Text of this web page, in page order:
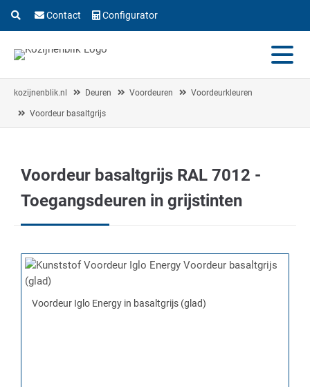
Contact Configurator
kozijnenblik.nl Deuren Voordeuren Voordeurkleuren
Voordeur basaltgrijs
Voordeur basaltgrijs RAL 7012 -
Toegangsdeuren in grijstinten
Voordeur Iglo Energy in basaltgrijs (glad)